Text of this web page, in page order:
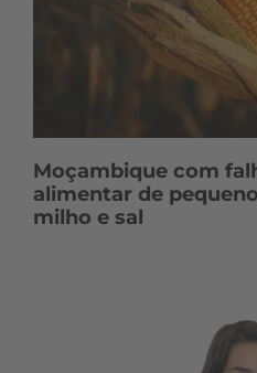
Moçambique com
alimentar de
milho e sal